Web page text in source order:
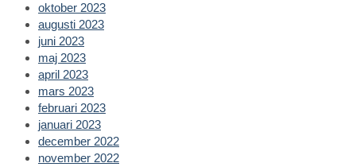
oktober 2023
augusti 2023
juni 2023
maj 2023
april 2023
mars 2023
februari 2023
januari 2023
december 2022
november 2022